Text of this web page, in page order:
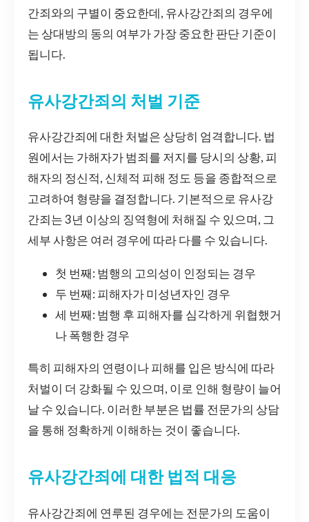
간죄와의 구별이 중요한데, 유사강간죄의 경우에
는 상대방의 동의 여부가 가장 중요한 판단 기준이
됩니다.
유사강간죄의 처벌 기준
유사강간죄에 대한 처벌은 상당히 엄격합니다. 법
원에서는 가해자가 범죄를 저지를 당시의 상황, 피
해자의 정신적, 신체적 피해 정도 등을 종합적으로
고려하여 형량을 결정합니다. 기본적으로 유사강
간죄는 3년 이상의 징역형에 처해질 수 있으며, 그
세부 사항은 여러 경우에 따라 다를 수 있습니다.
첫 번째: 범행의 고의성이 인정되는 경우
두 번째: 피해자가 미성년자인 경우
세 번째: 범행 후 피해자를 심각하게 위협했거
나 폭행한 경우
특히 피해자의 연령이나 피해를 입은 방식에 따라
처벌이 더 강화될 수 있으며, 이로 인해 형량이 늘어
날 수 있습니다. 이러한 부분은 법률 전문가의 상담
을 통해 정확하게 이해하는 것이 좋습니다.
유사강간죄에 대한 법적 대응
유사강간죄에 연루된 경우에는 전문가의 도움이